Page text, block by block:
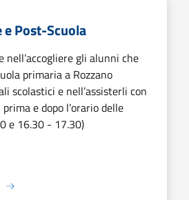
e Post-Scuola
nell’accogliere gli alunni che
primaria a Rozzano
scolastici e nell’assisterli con
e dopo l’orario delle
e 16.30 - 17.30)